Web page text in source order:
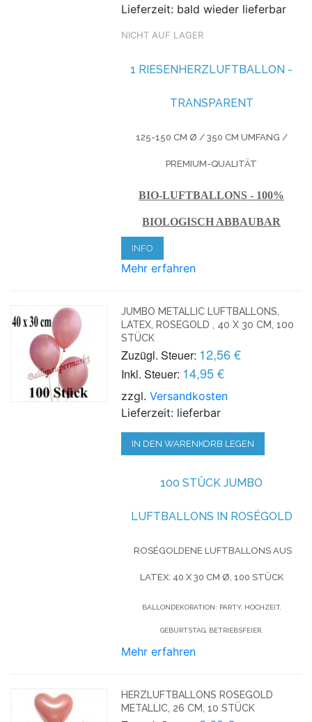
Lieferzeit: bald wieder lieferbar
NICHT AUF LAGER
1 RIESENHERZLUFTBALLON -
TRANSPARENT
125-150 CM Ø / 350 CM UMFANG /
PREMIUM-QUALITÄT
BIO-LUFTBALLONS - 100%
BIOLOGISCH ABBAUBAR
INFO
Mehr erfahren
JUMBO METALLIC LUFTBALLONS,
LATEX, ROSEGOLD , 40 X 30 CM, 100
STÜCK
Zuzügl. Steuer: 12,56 €
Inkl. Steuer: 14,95 €
zzgl.Versandkosten
Lieferzeit: lieferbar
IN DEN WARENKORB LEGEN
100 STÜCK JUMBO
LUFTBALLONS IN ROSÉGOLD
ROSÉGOLDENE LUFTBALLONS AUS
LATEX: 40 X 30 CM Ø, 100 STÜCK
BALLONDEKORATION: PARTY, HOCHZEIT,
GEBURTSTAG, BETRIEBSFEIER.
Mehr erfahren
HERZLUFTBALLONS ROSEGOLD
METALLIC, 26 CM, 10 STÜCK